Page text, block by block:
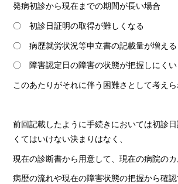
発病初診から現在までの期間が長い場合
〇 初診日証明の取得が難しくなる
〇 病歴就労状況等申立書の記載量が増える
〇 障害認定日の障害の状態が把握しにくい
このあたりがそれに伴う困難さとして考えら
前回記載したように手続きにおいては初診
くてはいけない決まりはなく、
現在の診断書から用意して、現在の病院の
病歴の流れや現在の障害状態の把握から確認